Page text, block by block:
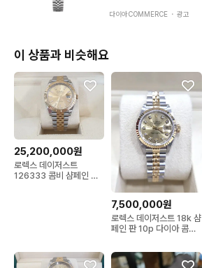
다이아COMMERCE ・ 광고
이 상품과 비슷해요
25,200,000원
로렉스 데이저스트
126333 콤비 샴페인 바
7,500,000원
로렉스 데이저스트 18k 샴
페인 판 10p 다이아 콤비